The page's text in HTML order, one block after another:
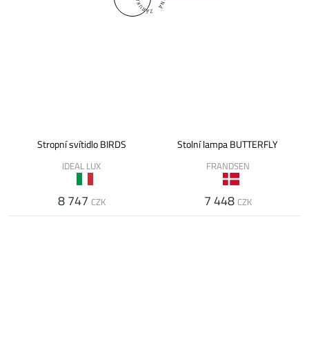
Stropní svítidlo BIRDS
IDEAL LUX
8 747 CZK
Stolní lampa BUTTERFLY
FRANDSEN
7 448 CZK